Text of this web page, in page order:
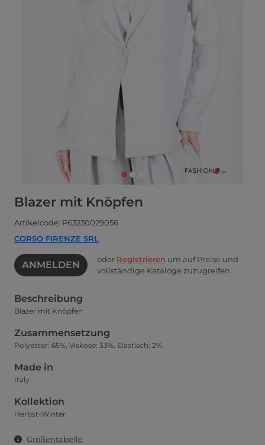
Blazer mit Knöpfen
Artikelcode: P63230029056
CORSO FIRENZE SRL
ANMELDEN oder Registrieren um auf Preise und
vollständige Kataloge zuzugreifen
Beschreibung
Blazer mit Knöpfen
Zusammensetzung
Polyester: 65%, Viskose: 33%, Elastisch: 2%
Made in
Italy
Kollektion
Herbst-Winter
Größentabelle